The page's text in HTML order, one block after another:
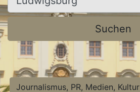
Suchen
Journalismus, PR, Medien, Kultur